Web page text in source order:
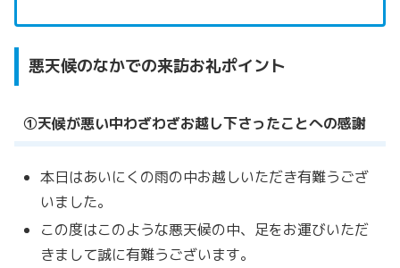
悪天候のなかでの来訪お礼ポイント
①天候が悪い中わざわざお越し下さったことへの感謝
本日はあいにくの雨の中お越しいただき有難うござ
いました。
この度はこのような悪天候の中、足をお運びいただ
きまして誠に有難うございます。